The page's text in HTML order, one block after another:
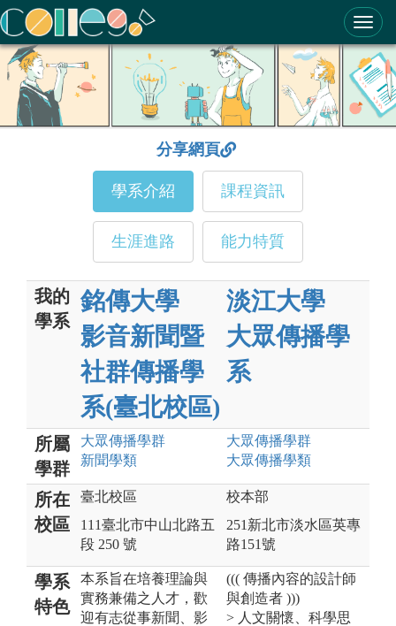
ColleGo! 大學選才與高中育才輔助系統
分享網頁
學系介紹 課程資訊
生涯進路 能力特質
我的
學系
銘傳大學
影音新聞暨
社群傳播學
系(臺北校區)
淡江大學
大眾傳播學
系
所屬
學群
大眾傳播學群
新聞學類
大眾傳播學群
大眾傳播學類
所在
校區
臺北校區
111臺北市中山北路五
段 250 號
校本部
251新北市淡水區英專
路151號
學系
特色
本系旨在培養理論與
實務兼備之人才，歡
迎有志從事新聞、影
((( 傳播內容的設計師
與創造者 )))
> 人文關懷、科學思